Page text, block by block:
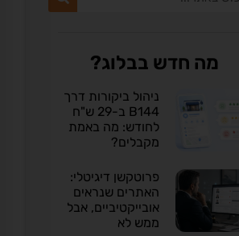
מה חדש בבלוג?
ניהול ביקורות דרך
B144 ב-29 ש"ח
לחודש: מה באמת
מקבלים?
פרוטקשן דיגיטלי:
האתרים שנראים
אובייקטיביים, אבל
ממש לא